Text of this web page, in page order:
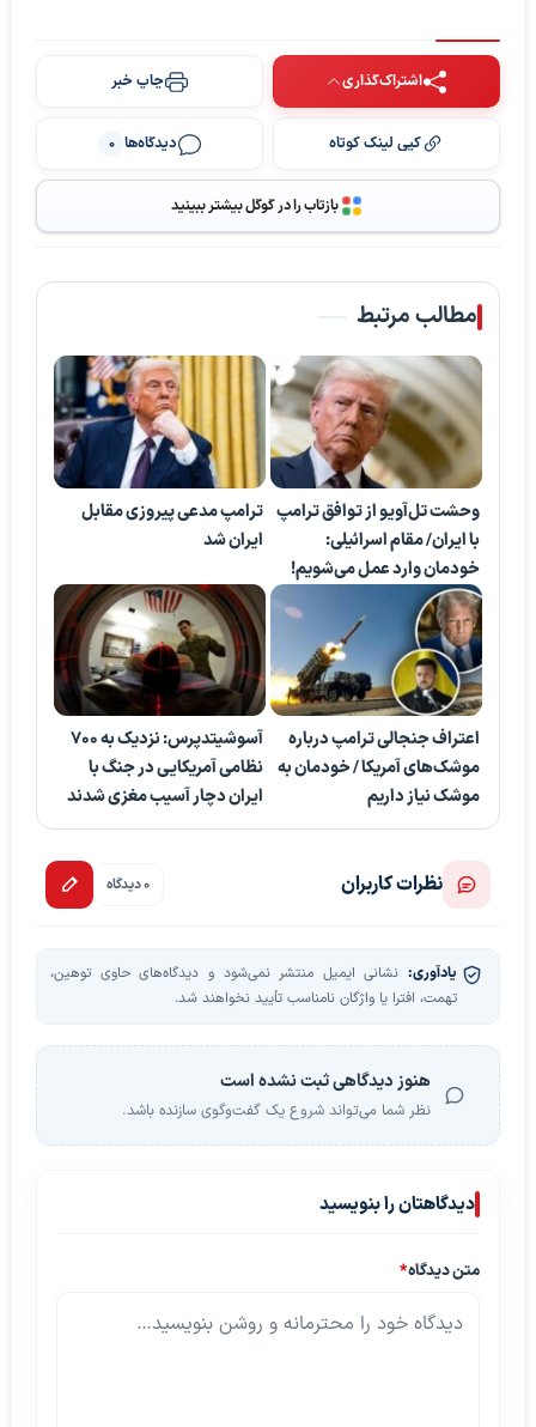
اشتراک‌گذاری چاپ خبر
کپی لینک کوتاه دیدگاه‌ها 0
بازتاب را در گوگل بیشتر ببینید
مطالب مرتبط
وحشت تل‌آویو از توافق ترامپ
با ایران/ مقام اسرائیلی:
خودمان وارد عمل می‌شویم!
ترامپ مدعی پیروزی مقابل
ایران شد
اعتراف جنجالی ترامپ درباره
موشک‌های آمریکا / خودمان به
موشک نیاز داریم
آسوشیتدپرس: نزدیک به ۷۰۰
نظامی آمریکایی در جنگ با
ایران دچار آسیب مغزی شدند
نظرات کاربران 0 دیدگاه
یادآوری: نشانی ایمیل منتشر نمی‌شود و دیدگاه‌های حاوی توهین،
تهمت، افترا یا واژگان نامناسب تأیید نخواهند شد.
هنوز دیدگاهی ثبت نشده است
نظر شما می‌تواند شروع یک گفت‌وگوی سازنده باشد.
دیدگاهتان را بنویسید
متن دیدگاه*